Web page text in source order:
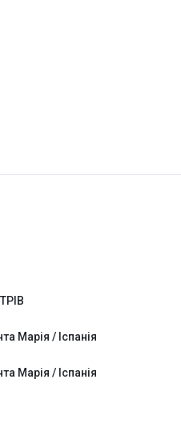
Марія / Іспанія
Марія / Іспанія